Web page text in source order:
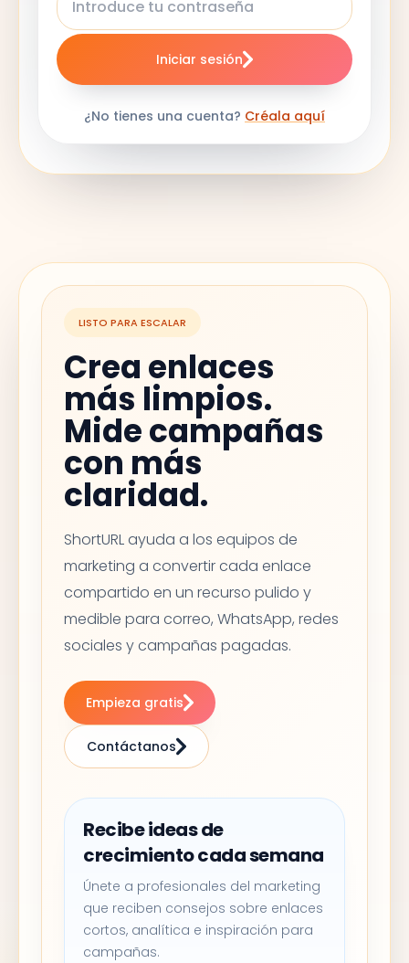
Iniciar sesión
¿No tienes una cuenta? Créala aquí
LISTO PARA ESCALAR
Crea enlaces
más limpios.
Mide campañas
con más
claridad.
ShortURL ayuda a los equipos de
marketing a convertir cada enlace
compartido en un recurso pulido y
medible para correo, WhatsApp, redes
sociales y campañas pagadas.
Empieza gratis
Contáctanos
Recibe ideas de
crecimiento cada semana
Únete a profesionales del marketing
que reciben consejos sobre enlaces
cortos, analítica e inspiración para
campañas.